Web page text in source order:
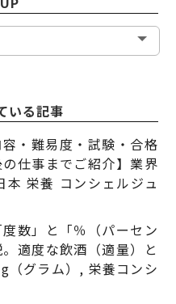
いる記事
・難易度・試験・合格
仕事までご紹介】業界
栄養 コンシェルジュ
数」と「％（パーセン
適度な飲酒（適量）と
（グラム）, 栄養コンシ